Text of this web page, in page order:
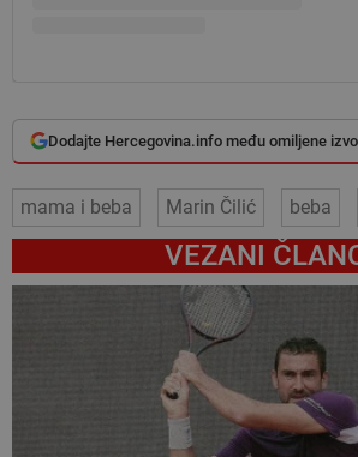
Dodajte Hercegovina.info među omiljene
mama i beba Marin Čilić beba
VEZANI